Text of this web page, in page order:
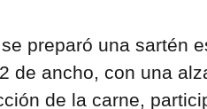
preparó una sartén
de ancho, con una
de la carne,